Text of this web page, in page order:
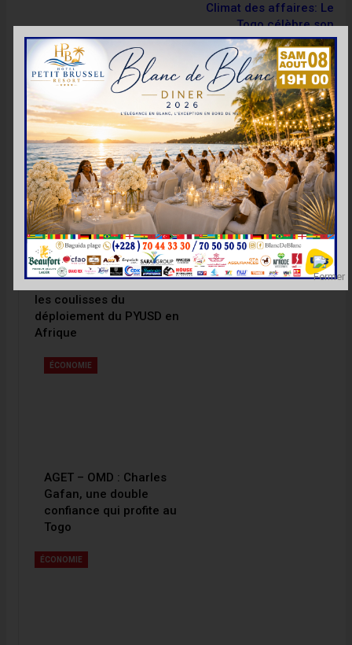
Climat des affaires: Le
Togo célèbre son
classement inédit dans le
rapport Doing Business
2020
Tout Le Texte
VOUS POURRIEZ AUSSI AIMER
ÉCONOMIE
PayPal : Otto Williams livre
les coulisses du
déploiement du PYUSD en
Afrique
ÉCONOMIE
AGET – OMD : Charles
Gafan, une double
confiance qui profite au
Togo
ÉCONOMIE